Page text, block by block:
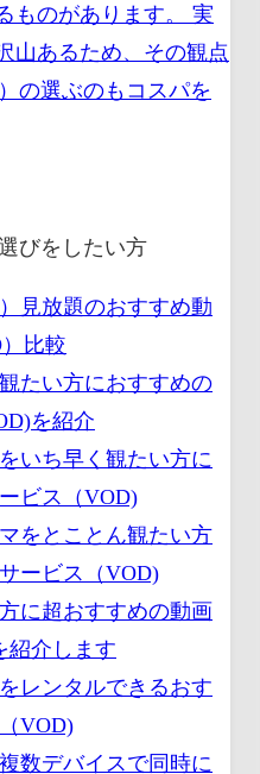
ものがあります。 実
山あるため、その観点
の選ぶのもコスパを
びをしたい方
見放題のおすすめ動
比較
たい方におすすめの
を紹介
いち早く観たい方に
ビス（VOD)
をとことん観たい方
ービス（VOD)
に超おすすめの動画
紹介します
レンタルできるおす
VOD)
数デバイスで同時に